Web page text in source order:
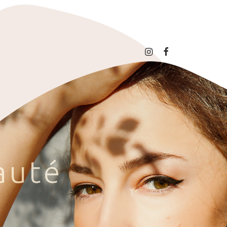
uté